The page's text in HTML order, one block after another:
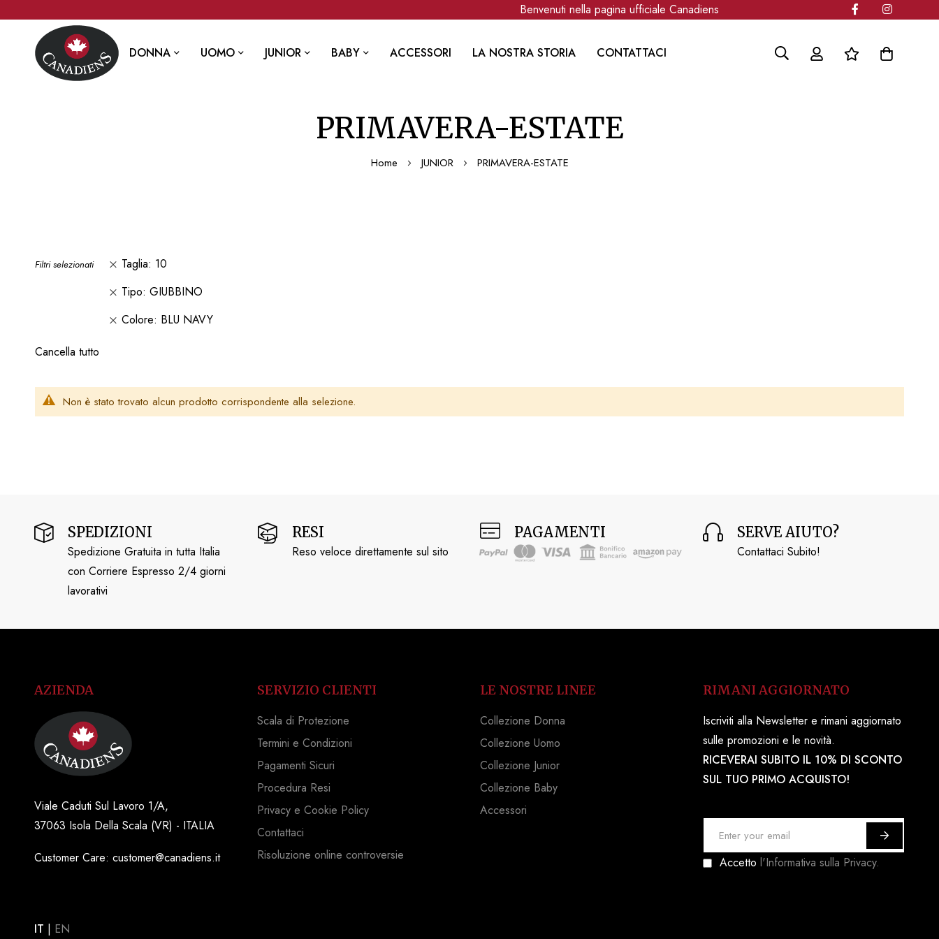
Benvenuti nella pagina ufficiale Canadiens
DONNA UOMO JUNIOR BABY ACCESSORI LA NOSTRA STORIA CONTATTACI
PRIMAVERA-ESTATE
Home JUNIOR PRIMAVERA-ESTATE
Filtri selezionati Taglia 10
Tipo GIUBBINO
Colore BLU NAVY
Cancella tutto
Non è stato trovato alcun prodotto corrispondente alla selezione.
SPEDIZIONI
Spedizione Gratuita in tutta Italia
con Corriere Espresso 2/4 giorni
lavorativi
RESI
Reso veloce direttamente sul sito
PAGAMENTI SERVE AIUTO?
Contattaci Subito!
AZIENDA
Viale Caduti Sul Lavoro 1/A,
37063 Isola Della Scala (VR) - ITALIA
Customer Care: customer@canadiens.it
IT | EN
SERVIZIO CLIENTI
Scala di Protezione
Termini e Condizioni
Pagamenti Sicuri
Procedura Resi
Privacy e Cookie Policy
Contattaci
Risoluzione online controversie
LE NOSTRE LINEE
Collezione Donna
Collezione Uomo
Collezione Junior
Collezione Baby
Accessori
RIMANI AGGIORNATO
Iscriviti alla Newsletter e rimani aggiornato
sulle promozioni e le novità.
RICEVERAI SUBITO IL 10% DI SCONTO
SUL TUO PRIMO ACQUISTO!
c
Accettol'Informativa sulla Privacy.